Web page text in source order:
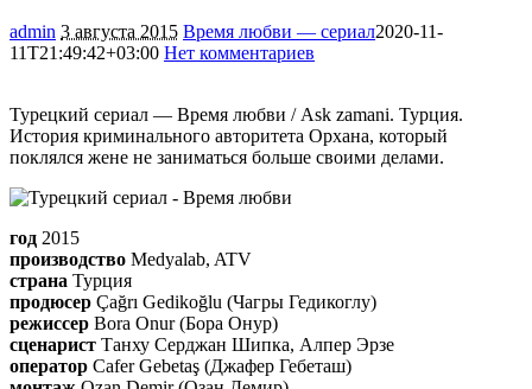
admin 3 августа 2015 Время любви — сериал2020-11-
11T21:49:42+03:00 Нет комментариев
Турецкий сериал — Время любви / Ask zamani. Турция.
История криминального авторитета Орхана, который
поклялся жене не заниматься больше своими делами.
год 2015
производство Medyalab, ATV
страна Турция
продюсер Çağrı Gedikoğlu (Чагры Гедикоглу)
режиссер Bora Onur (Бора Онур)
сценарист Танху Серджан Шипка, Алпер Эрзе
оператор Cafer Gebetaş (Джафер Гебеташ)